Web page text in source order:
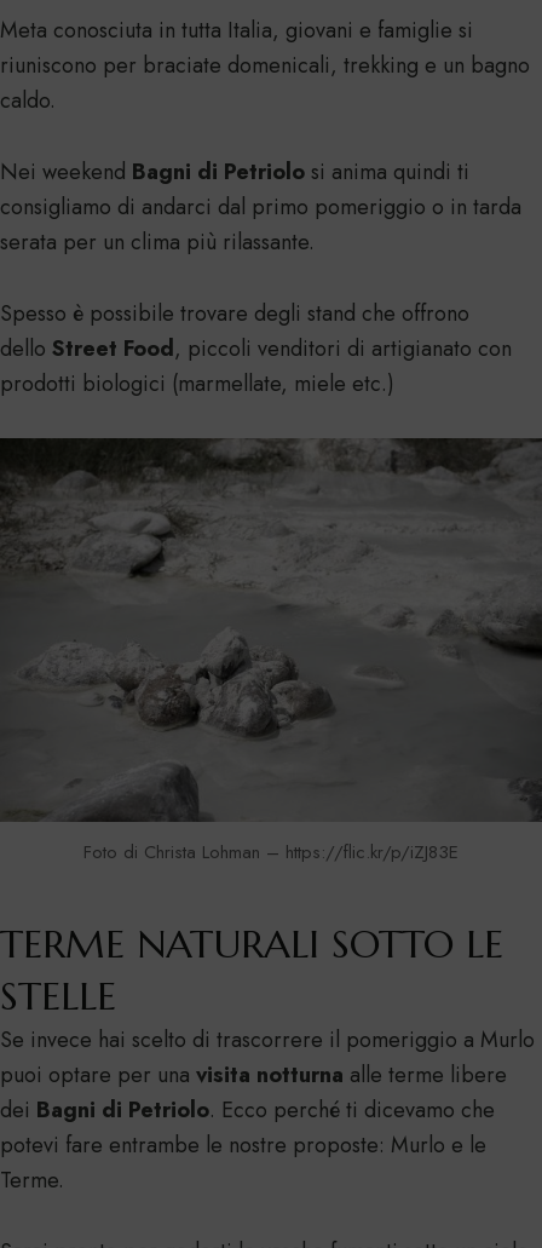
Meta conosciuta in tutta Italia, giovani e famiglie si
riuniscono per braciate domenicali, trekking e un bagno
caldo.
Nei weekend Bagni di Petriolo si anima quindi ti
consigliamo di andarci dal primo pomeriggio o in tarda
serata per un clima più rilassante.
Spesso è possibile trovare degli stand che offrono
dello Street Food, piccoli venditori di artigianato con
prodotti biologici (marmellate, miele etc.)
Foto di Christa Lohman – https://flic.kr/p/iZJ83E
TERME NATURALI SOTTO LE
STELLE
Se invece hai scelto di trascorrere il pomeriggio a Murlo
puoi optare per una visita notturna alle terme libere
dei Bagni di Petriolo. Ecco perché ti dicevamo che
potevi fare entrambe le nostre proposte: Murlo e le
Terme.